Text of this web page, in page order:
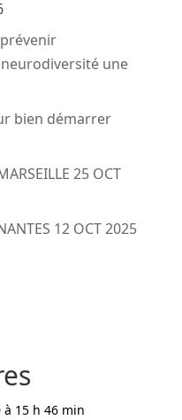
une
bien démarrer
25 OCT
12 OCT 2025
15 h 46 min